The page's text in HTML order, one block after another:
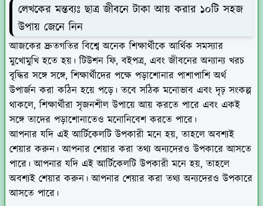
লেখকের মন্তব্যঃ ছাত্র জীবনে টাকা আয় করার ১০টি সহজ
উপায় জেনে নিন
আজকের দ্রুতগতির বিশ্বে অনেক শিক্ষার্থীকে আর্থিক সমস্যার
মুখোমুখি হতে হয়। টিউশন ফি, বইপত্র, এবং জীবনের অন্যান্য খরচ
বৃদ্ধির সঙ্গে সঙ্গে, শিক্ষার্থীদের পক্ষে পড়াশোনার পাশাপাশি অর্থ
উপার্জন করা কঠিন হয়ে পড়ে। তবে সঠিক মনোভাব এবং দৃঢ় সংকল্প
থাকলে, শিক্ষার্থীরা সৃজনশীল উপায়ে আয় করতে পারে এবং একই
সঙ্গে তাদের পড়াশোনাতেও মনোনিবেশ করতে পারে।
আপনার যদি এই আর্টিকেলটি উপকারী মনে হয়, তাহলে অবশ্যই
শেয়ার করুন। আপনার শেয়ার করা তথ্য অন্যদেরও উপকারে আসতে
পারে। আপনার যদি এই আর্টিকেলটি উপকারী মনে হয়, তাহলে
অবশ্যই শেয়ার করুন। আপনার শেয়ার করা তথ্য অন্যদেরও উপকারে
আসতে পারে।